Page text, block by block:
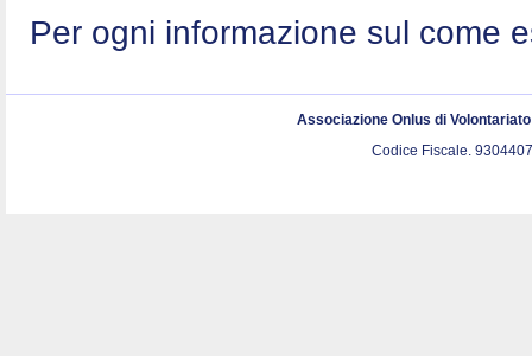
Per ogni informazione sul come
Associazione Onlus di
Codice Fiscale.